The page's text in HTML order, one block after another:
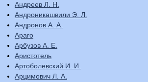
Андреев Л. Н.
Андроникашвили Э. Л.
Андронов А. А.
Араго
Арбузов А. Е.
Аристотель
Артоболевский И. И.
Арцимович Л. А.